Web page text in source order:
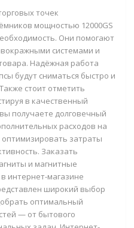
точек
мощностью 12000GS
Они помогают
системами и
Надёжная работа
будут сниматься быстро и
стоит отметить
в качественный
получаете долговечный
расходов на
затраты
Заказать
и магнитные
интернет-магазине
широкий выбор
оптимальный
— от бытового